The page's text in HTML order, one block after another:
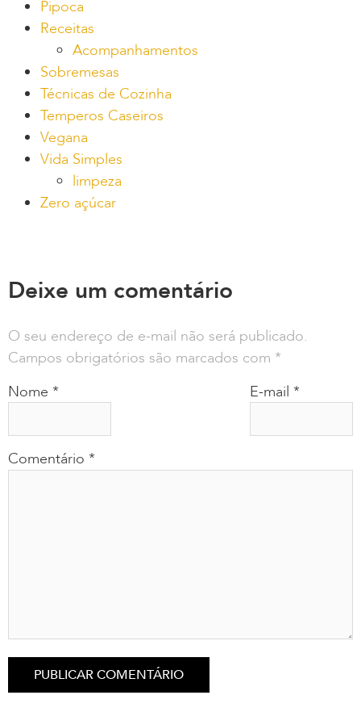
Pipoca
Receitas
Acompanhamentos
Sobremesas
Técnicas de Cozinha
Temperos Caseiros
Vegana
Vida Simples
limpeza
Zero açúcar
Deixe um comentário
O seu endereço de e-mail não será publicado.
Campos obrigatórios são marcados com *
Comentário *
Nome * E-mail *